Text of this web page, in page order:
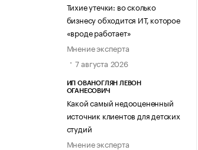
Тихие утечки: во сколько
бизнесу обходится ИТ, которое
«вроде работает»
Мнение эксперта
7 августа 2026
ИП ОВАНОГЛЯН ЛЕВОН
ОГАНЕСОВИЧ
Какой самый недооцененный
источник клиентов для детских
студий
Мнение эксперта